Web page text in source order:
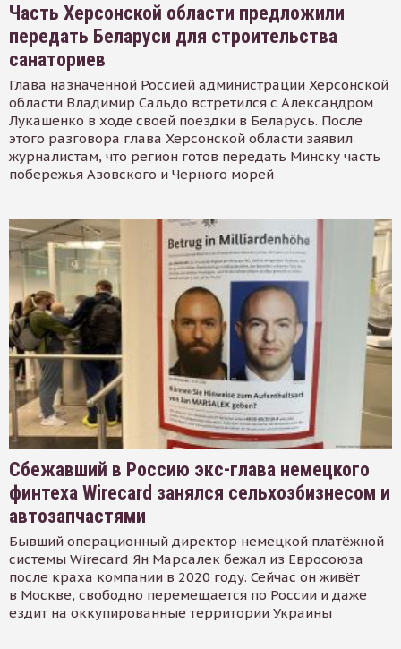
Часть Херсонской области предложили
передать Беларуси для строительства
санаториев
Глава назначенной Россией администрации Херсонской
области Владимир Сальдо встретился с Александром
Лукашенко в ходе своей поездки в Беларусь. После
этого разговора глава Херсонской области заявил
журналистам, что регион готов передать Минску часть
побережья Азовского и Черного морей
Сбежавший в Россию экс-глава немецкого
финтеха Wirecard занялся сельхозбизнесом и
автозапчастями
Бывший операционный директор немецкой платёжной
системы Wirecard Ян Марсалек бежал из Евросоюза
после краха компании в 2020 году. Сейчас он живёт
в Москве, свободно перемещается по России и даже
ездит на оккупированные территории Украины